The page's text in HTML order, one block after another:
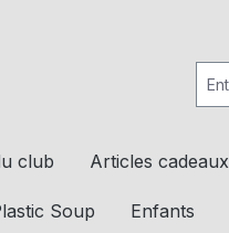
club Articles cadeaux
Soup Enfants